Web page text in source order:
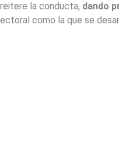
la conducta, dando
como la que se